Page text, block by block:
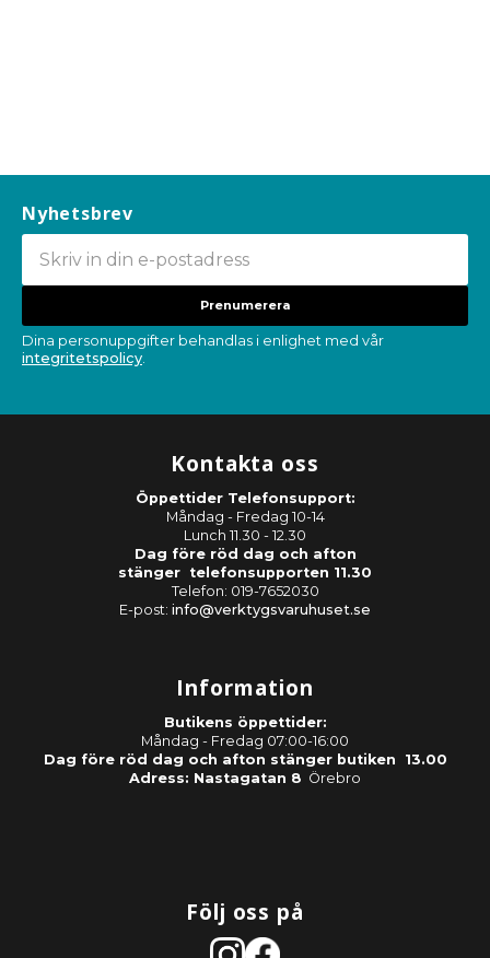
Nyhetsbrev
Prenumerera
Dina personuppgifter behandlas i enlighet med vår
integritetspolicy.
Kontakta oss
Öppettider Telefonsupport:
Måndag - Fredag 10-14
Lunch 11.30 - 12.30
Dag före röd dag och afton
stänger telefonsupporten 11.30
Telefon: 019-7652030
E-post: info@verktygsvaruhuset.se
Information
Butikens öppettider:
Måndag - Fredag 07:00-16:00
Dag före röd dag och afton stänger butiken 13.00
Adress: Nastagatan 8 Örebro
Följ oss på